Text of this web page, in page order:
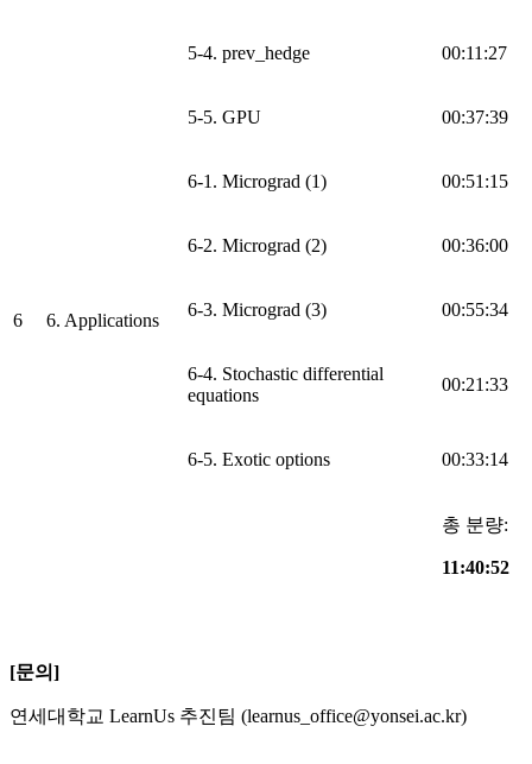
5-4. prev_hedge 00:11:27
5-5. GPU 00:37:39
6 6. Applications
6-1. Micrograd (1) 00:51:15
6-2. Micrograd (2) 00:36:00
6-3. Micrograd (3) 00:55:34
6-4. Stochastic differential
equations
00:21:33
6-5. Exotic options 00:33:14
총 분량:
11:40:52
[문의]
연세대학교 LearnUs 추진팀 (learnus_office@yonsei.ac.kr)